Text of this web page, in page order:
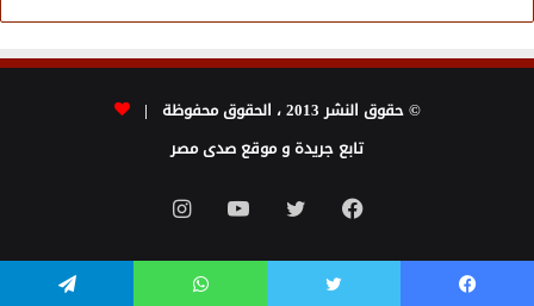
© حقوق النشر 2013 ، الحقوق محفوظة |
تابع جريدة و موقع صدى مصر
فيسبوك تويتر يوتيوبانستقرام